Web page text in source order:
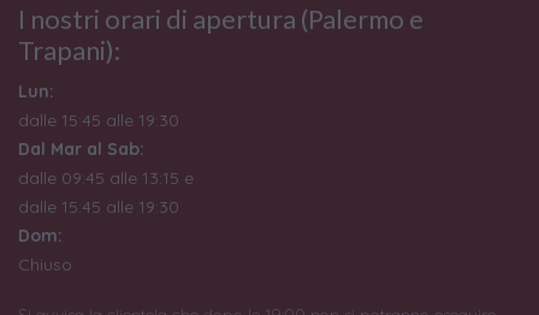
I nostri orari di apertura (Palermo e
Trapani):
Lun:
dalle 15:45 alle 19:30
Dal Mar al Sab:
dalle 09:45 alle 13:15 e
dalle 15:45 alle 19:30
Dom:
Chiuso